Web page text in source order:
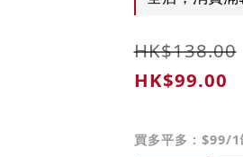
HK$138.00
HK$99.00
買多平多 : $99/1